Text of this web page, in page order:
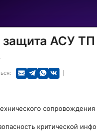
АСУ ТП
критической